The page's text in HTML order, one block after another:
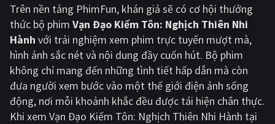
Âu - Mỹ Trung Quốc - Hồng Kông
Hàn Quốc Nhật Bản
Ấn Độ Việt Nam
Tổng hợp
Trên nền tảng PhimFun, khán giả sẽ có cơ hội thưởng
thức bộ phim Vạn Đạo Kiếm Tôn: Nghịch Thiên Nhi
Hànhvới trải nghiệm xem phim trực tuyến mượt mà,
hình ảnh sắc nét và nội dung đầy cuốn hút. Bộ phim
không chỉ mang đến những tình tiết hấp dẫn mà còn
đưa người xem bước vào một thế giới điện ảnh sống
động, nơi mỗi khoảnh khắc đều được tái hiện chân thực.
Khi xem Vạn Đạo Kiếm Tôn: Nghịch Thiên Nhi Hành tại